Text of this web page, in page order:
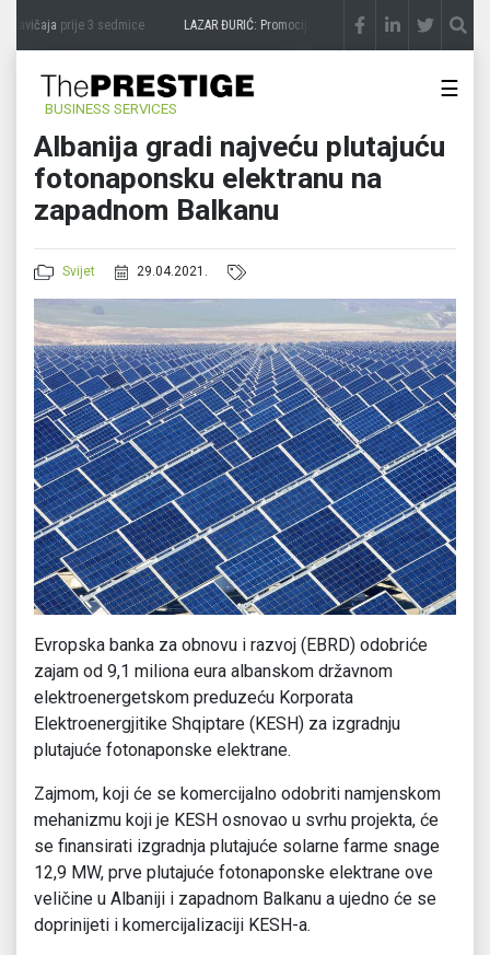
zavičajaprije 3 sedmice LAZAR ĐURIĆ: Promocija potencijal pretvara u destinaciju
BUSINESS SERVICES
☰
Albanija gradi najveću plutajuću
fotonaponsku elektranu na
zapadnom Balkanu
Svijet 29.04.2021.
Evropska banka za obnovu i razvoj (EBRD) odobriće
zajam od 9,1 miliona eura albanskom državnom
elektroenergetskom preduzeću Korporata
Elektroenergjitike Shqiptare (KESH) za izgradnju
plutajuće fotonaponske elektrane.
Zajmom, koji će se komercijalno odobriti namjenskom
mehanizmu koji je KESH osnovao u svrhu projekta, će
se finansirati izgradnja plutajuće solarne farme snage
12,9 MW, prve plutajuće fotonaponske elektrane ove
veličine u Albaniji i zapadnom Balkanu a ujedno će se
doprinijeti i komercijalizaciji KESH-a.